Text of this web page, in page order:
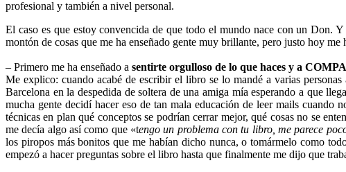
profesional y también a nivel personal.
El caso es que estoy convencida de que todo el mundo nace con un Don.
montón de cosas que me ha enseñado gente muy brillante, pero justo hoy
– Primero me ha enseñado a sentirte orgulloso de lo que haces y a
Me explico: cuando acabé de escribir el libro se lo mandé a varias
Barcelona en la despedida de soltera de una amiga mía esperando a que
mucha gente decidí hacer eso de tan mala educación de leer mails
técnicas en plan qué conceptos se podrían cerrar mejor, qué cosas no se
me decía algo así como que «tengo un problema con tu libro, me parece
los piropos más bonitos que me habían dicho nunca, o tomármelo como
empezó a hacer preguntas sobre el libro hasta que finalmente me dijo que